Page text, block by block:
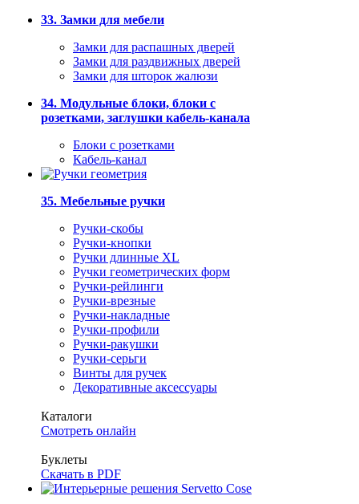
33. Замки для мебели
Замки для распашных дверей
Замки для раздвижных дверей
Замки для шторок жалюзи
34. Модульные блоки, блоки с
розетками, заглушки кабель-канала
Блоки с розетками
Кабель-канал
35. Мебельные ручки
Ручки-скобы
Ручки-кнопки
Ручки длинные XL
Ручки геометрических форм
Ручки-рейлинги
Ручки-врезные
Ручки-накладные
Ручки-профили
Ручки-ракушки
Ручки-серьги
Винты для ручек
Декоративные аксессуары
Каталоги
Смотреть онлайн
Буклеты
Скачать в PDF